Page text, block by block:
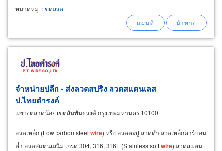
3มม., 4มม., 5มม., 6มม. ขนาดตา ของตะแกรง
15x15 ซม., 20x20 ซม., 25x25 ซม., ผู้ผลิต ขายส่ง
หมวดหมู่ :ขดลวด
จําหน่ายปลีก - ส่งลวดสปริง ลวดสแตนเลส
ป.ไทยดำรงค์
แขวงตลาดน้อย เขตสัมพันธวงศ์ กรุงเทพมหานคร 10100
ลวดเหล็ก (Low carbon steel wire) หรือ ลวดตะปู ลวดดำ ลวดเหล็กคาร์บอน
ต่ำ ลวดสแตนเลนิ่ม เกรด 304, 316, 316L (Stainless softwire) ลวดสแตน